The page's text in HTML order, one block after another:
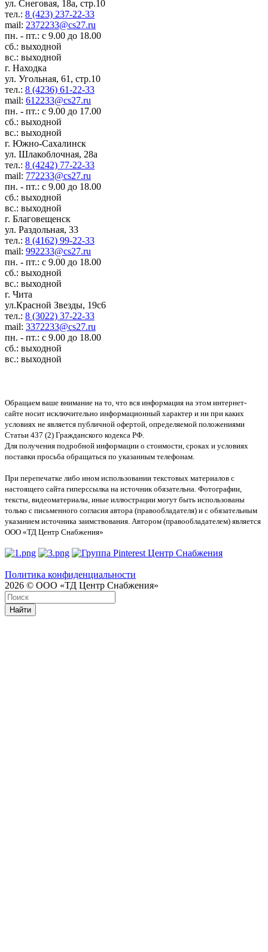
ул. Снеговая, 18а, стр.10
тел.: 8 (423) 237-22-33
mail: 2372233@cs27.ru
пн. - пт.: с 9.00 до 18.00
сб.: выходной
вс.: выходной
г. Находка
ул. Угольная, 61, стр.10
тел.: 8 (4236) 61-22-33
mail: 612233@cs27.ru
пн. - пт.: с 9.00 до 17.00
сб.: выходной
вс.: выходной
г. Южно-Сахалинск
ул. Шлакоблочная, 28а
тел.: 8 (4242) 77-22-33
mail: 772233@cs27.ru
пн. - пт.: с 9.00 до 18.00
сб.: выходной
вс.: выходной
г. Благовещенск
ул. Раздольная, 33
тел.: 8 (4162) 99-22-33
mail: 992233@cs27.ru
пн. - пт.: с 9.00 до 18.00
сб.: выходной
вс.: выходной
г. Чита
ул.Красной Звезды, 19с6
тел.: 8 (3022) 37-22-33
mail: 3372233@cs27.ru
пн. - пт.: с 9.00 до 18.00
сб.: выходной
вс.: выходной
Обращаем ваше внимание на то, что вся информация на этом интернет-
сайте носит исключительно информационный характер и ни при каких
условиях не является публичной офертой, определяемой положениями
Статьи 437 (2) Гражданского кодекса РФ.
Для получения подробной информации о стоимости, сроках и условиях
поставки просьба обращаться по указанным телефонам.
При перепечатке либо ином использовании текстовых материалов с
настоящего сайта гиперссылка на источник обязательна. Фотографии,
тексты, видеоматериалы, иные иллюстрации могут быть использованы
только с письменного согласия автора (правообладателя) и с обязательным
указанием источника заимствования. Автором (правообладателем) является
ООО «ТД Центр Снабжения»
Политика конфиденциальности
2026 © ООО «ТД Центр Снабжения»
Найти